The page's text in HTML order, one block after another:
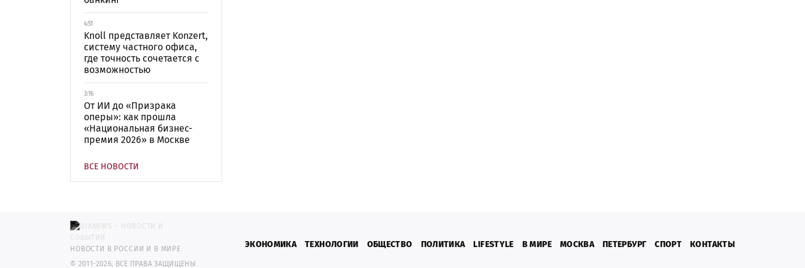
4:51
Knoll представляет Konzert,
систему частного офиса,
где точность сочетается с
возможностью
3:16
От ИИ до «Призрака
оперы»: как прошла
«Национальная бизнес-
премия 2026» в Москве
ВСЕ НОВОСТИ
НОВОСТИ В РОССИИ И В МИРЕ
© 2011-2026. ВСЕ ПРАВА ЗАЩИЩЕНЫ
ЭКОНОМИКА ТЕХНОЛОГИИ ОБЩЕСТВО ПОЛИТИКА LIFESTYLE В МИРЕ МОСКВА ПЕТЕРБУРГ СПОРТ КОНТАКТЫ